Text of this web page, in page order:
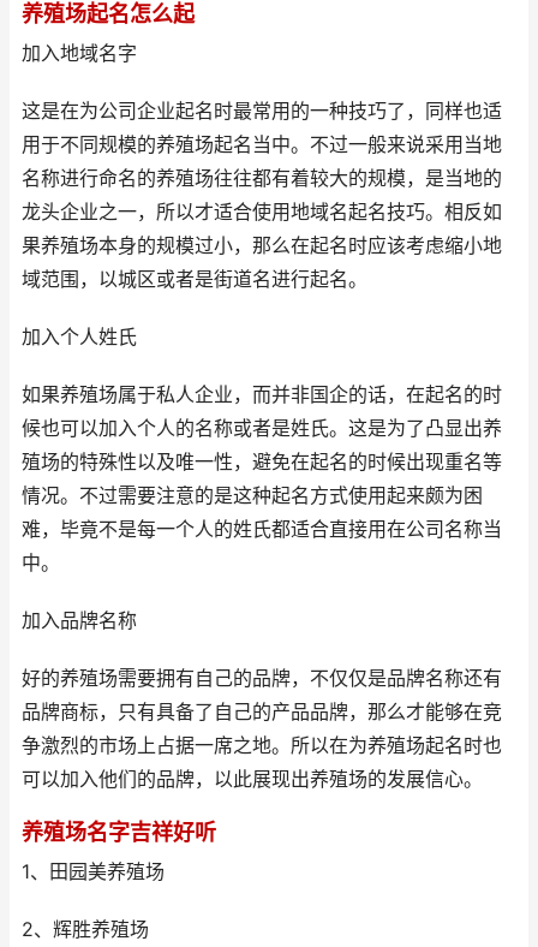
养殖场起名怎么起
加入地域名字
这是在为公司企业起名时最常用的一种技巧了，同样也适
用于不同规模的养殖场起名当中。不过一般来说采用当地
名称进行命名的养殖场往往都有着较大的规模，是当地的
龙头企业之一，所以才适合使用地域名起名技巧。相反如
果养殖场本身的规模过小，那么在起名时应该考虑缩小地
域范围，以城区或者是街道名进行起名。
加入个人姓氏
如果养殖场属于私人企业，而并非国企的话，在起名的时
候也可以加入个人的名称或者是姓氏。这是为了凸显出养
殖场的特殊性以及唯一性，避免在起名的时候出现重名等
情况。不过需要注意的是这种起名方式使用起来颇为困
难，毕竟不是每一个人的姓氏都适合直接用在公司名称当
中。
加入品牌名称
好的养殖场需要拥有自己的品牌，不仅仅是品牌名称还有
品牌商标，只有具备了自己的产品品牌，那么才能够在竞
争激烈的市场上占据一席之地。所以在为养殖场起名时也
可以加入他们的品牌，以此展现出养殖场的发展信心。
养殖场名字吉祥好听
1、田园美养殖场
2、辉胜养殖场